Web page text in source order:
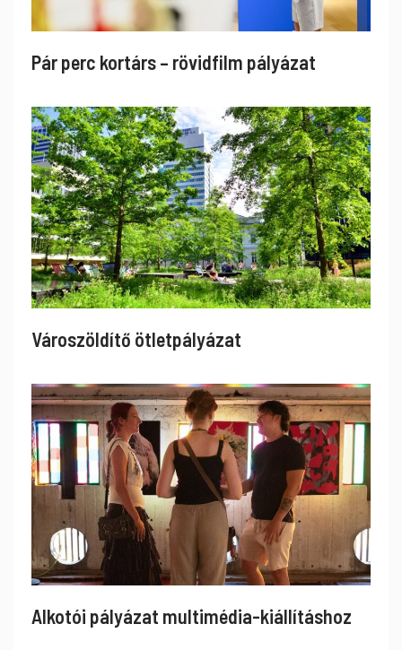
Pár perc kortárs – rövidfilm pályázat
Városzöldítő ötletpályázat
Alkotói pályázat multimédia-kiállításhoz